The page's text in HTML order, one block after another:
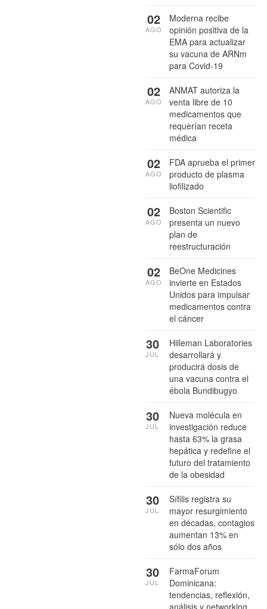
Moderna recibe
opinión positiva de la
EMA para actualizar
su vacuna de ARNm
para Covid-19
02
AGO
ANMAT autoriza la
venta libre de 10
medicamentos que
requerían receta
médica
02
AGO
FDA aprueba el primer
producto de plasma
liofilizado
02
AGO
Boston Scientific
presenta un nuevo
plan de
reestructuración
02
AGO
BeOne Medicines
invierte en Estados
Unidos para impulsar
medicamentos contra
el cáncer
02
AGO
Hilleman Laboratories
desarrollará y
producirá dosis de
una vacuna contra el
ébola Bundibugyo
30
JUL
Nueva molécula en
investigación reduce
hasta 63% la grasa
hepática y redefine el
futuro del tratamiento
de la obesidad
30
JUL
Sífilis registra su
mayor resurgimiento
en décadas, contagios
aumentan 13% en
sólo dos años
30
JUL
FarmaForum
Dominicana:
tendencias, reflexión,
análisis y networking
30
JUL